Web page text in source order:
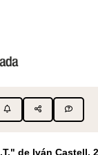
de Iván Castell.